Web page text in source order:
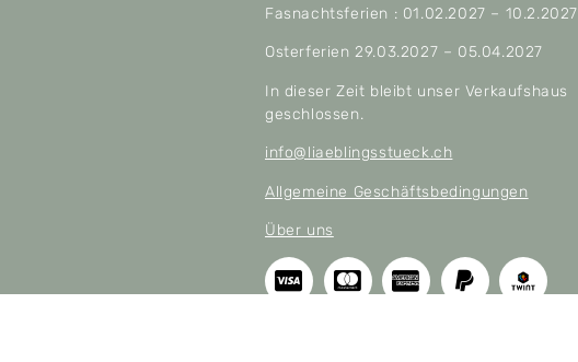
Fasnachtsferien : 01.02.2027 – 10.2.2027
Osterferien 29.03.2027 – 05.04.2027
In dieser Zeit bleibt unser Verkaufshaus
geschlossen.
info@liaeblingsstueck.ch
Allgemeine Geschäftsbedingungen
Über uns